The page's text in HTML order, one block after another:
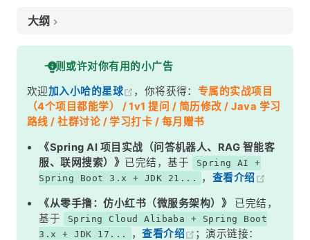
大纲
方法分割线
效果图
开始设置
代码行号
效果图
如何显示代码行号？
一则或许对你有用的小广告
欢迎加入小哈的星球 ，你将获得： 专属的实战项目
（4个项目都能学） / 1v1 提问 / 简历修改 / Java 学习
路线 / 社群讨论 / 学习打卡 / 每月赠书
《Spring AI 项目实战（问答机器人、RAG 智能客
服、联网搜索）》 已完结，基于
Spring AI +
Spring Boot 3.x + JDK 21...
， 查看介绍
《从零手撸：仿小红书（微服务架构）》
已完结，
基于
Spring Cloud Alibaba + Spring Boot
3.x + JDK 17...
，查看介绍
；演示链接：